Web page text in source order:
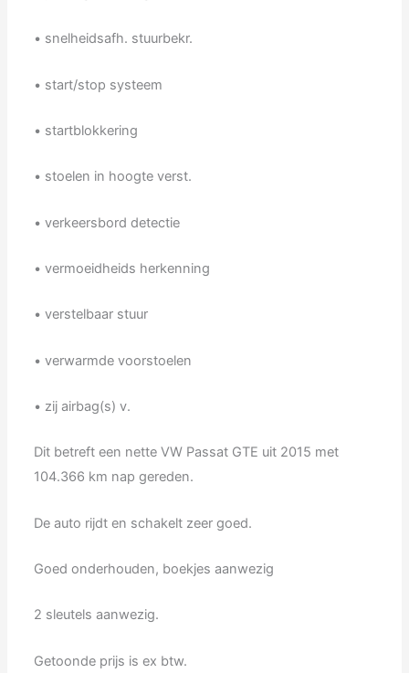
• snelheidsafh. stuurbekr.
• start/stop systeem
• startblokkering
• stoelen in hoogte verst.
• verkeersbord detectie
• vermoeidheids herkenning
• verstelbaar stuur
• verwarmde voorstoelen
• zij airbag(s) v.
Dit betreft een nette VW Passat GTE uit 2015 met
104.366 km nap gereden.
De auto rijdt en schakelt zeer goed.
Goed onderhouden, boekjes aanwezig
2 sleutels aanwezig.
Getoonde prijs is ex btw.